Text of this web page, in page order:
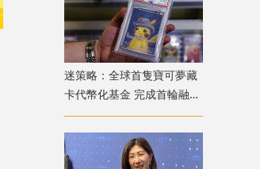
迷策略：全球首隻寶可夢藏
卡代幣化基金 完成首輪融資
兼獲超購